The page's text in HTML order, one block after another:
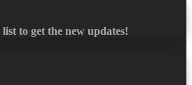
to get the new updates!